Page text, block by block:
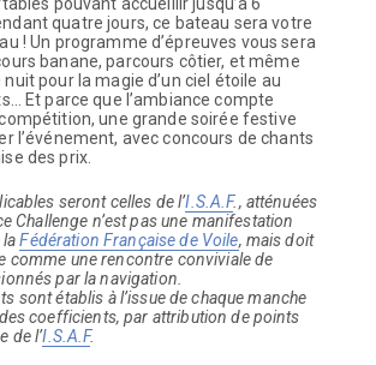
quatre jours, ce bateau sera votre
! Un programme d’épreuves vous sera
banane, parcours côtier, et même
pour la magie d’un ciel étoile au
Et parce que l’ambiance compte
une grande soirée festive
l’événement, avec concours de chants
des prix.
seront celles de l’I.S.A.F., atténuées
Challenge n’est pas une manifestation
laFédération Française de Voile, mais doit
comme une rencontre conviviale de
par la navigation.
sont établis à l’issue de chaque manche
coefficients, par attribution de points
de l’I.S.A.F.